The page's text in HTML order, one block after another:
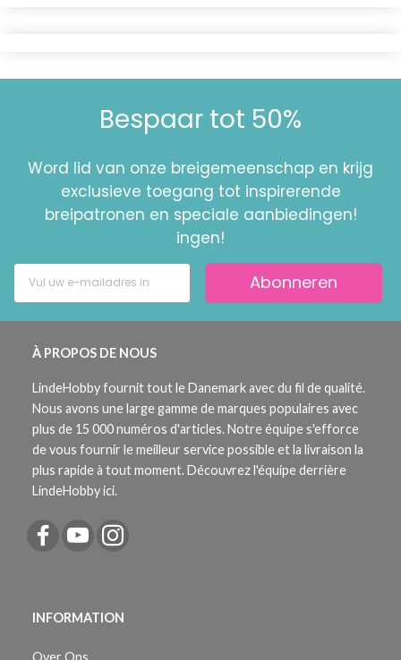
Bespaar tot 50%
Word lid van onze breigemeenschap en krijg
exclusieve toegang tot inspirerende
breipatronen en speciale aanbiedingen!
ingen!
Abonneren
À PROPOS DE NOUS
LindeHobby fournit tout le Danemark avec du fil de qualité.
Nous avons une large gamme de marques populaires avec
plus de 15 000 numéros d'articles. Notre équipe s'efforce
de vous fournir le meilleur service possible et la livraison la
plus rapide à tout moment. Découvrez l'équipe derrière
LindeHobby ici.
INFORMATION
Over Ons